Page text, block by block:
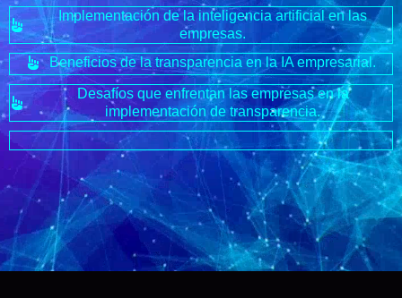
Implementación de la inteligencia artificial en las
empresas.
Beneficios de la transparencia en la IA empresarial.
Desafíos que enfrentan las empresas en la
implementación de transparencia.